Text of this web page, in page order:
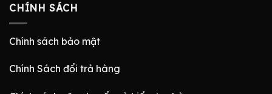
CHÍNH SÁCH
Chính sách bảo mật
Chính Sách đổi trả hàng